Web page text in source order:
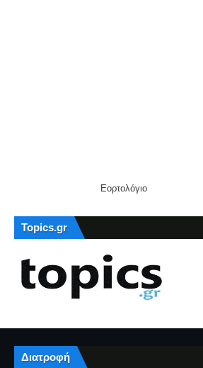
Εορτολόγιο
Topics.gr
Διατροφή